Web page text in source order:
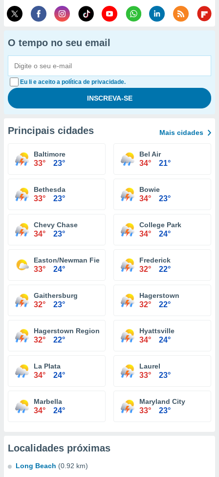
O tempo no seu email
Eu li e aceito a política de privacidade.
Principais cidades Mais cidades
Baltimore
33° 23°
Bel Air
34° 21°
Bethesda
33° 23°
Bowie
34° 23°
Chevy Chase
34° 23°
College Park
34° 24°
Easton/Newman Field Airport
33° 24°
Frederick
32° 22°
Gaithersburg
32° 23°
Hagerstown
32° 22°
Hagerstown Regional Airport
32° 22°
Hyattsville
34° 24°
La Plata
34° 24°
Laurel
33° 23°
Marbella
34° 24°
Maryland City
33° 23°
Localidades próximas
Long Beach (0.92 km)